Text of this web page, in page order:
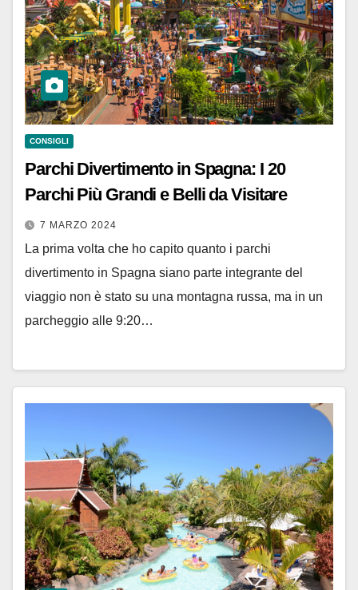
CONSIGLI
Parchi Divertimento in Spagna: I 20
Parchi Più Grandi e Belli da Visitare
7 MARZO 2024
La prima volta che ho capito quanto i parchi
divertimento in Spagna siano parte integrante del
viaggio non è stato su una montagna russa, ma in un
parcheggio alle 9:20…